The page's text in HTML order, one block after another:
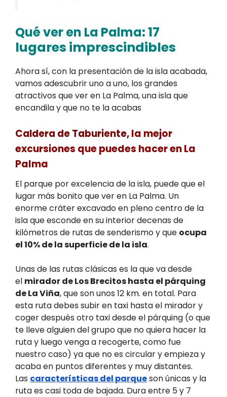
Qué ver en La Palma: 17
lugares imprescindibles
Ahora sí, con la presentación de la isla acabada,
vamos adescubrir uno a uno, los grandes
atractivos que ver en La Palma, una isla que
encandila y que no te la acabas
Caldera de Taburiente, la mejor
excursiones que puedes hacer en La
Palma
El parque por excelencia de la isla, puede que el
lugar más bonito que ver en La Palma. Un
enorme cráter excavado en pleno centro de la
isla que esconde en su interior decenas de
kilómetros de rutas de senderismo y que ocupa
el 10% de la superficie de la isla.
Unas de las rutas clásicas es la que va desde
el mirador de Los Brecitos hasta el párquing
de La Viña, que son unos 12 km. en total. Para
esta ruta debes subir en taxi hasta el mirador y
coger después otro taxi desde el párquing (o que
te lleve alguien del grupo que no quiera hacer la
ruta y luego venga a recogerte, como fue
nuestro caso) ya que no es circular y empieza y
acaba en puntos diferentes y muy distantes.
Las características del parqueson únicas y la
ruta es casi toda de bajada. Dura entre 5 y 7